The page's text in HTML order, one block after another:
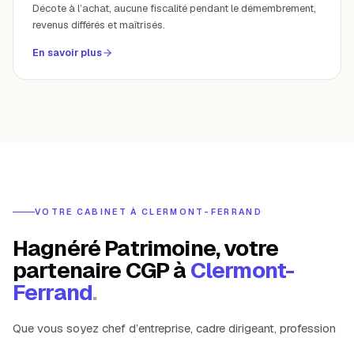
Décote à l’achat, aucune fiscalité pendant le démembrement,
revenus différés et maîtrisés.
En savoir plus
VOTRE CABINET À CLERMONT-FERRAND
Hagnéré Patrimoine, votre
partenaire CGP àClermont-
Ferrand.
Que vous soyez chef d’entreprise, cadre dirigeant, profession